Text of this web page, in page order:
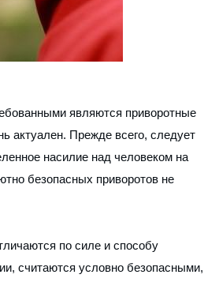
являются приворотные
актуален. Прежде всего, следует
насилие над человеком на
безопасных приворотов не
по силе и способу
считаются условно безопасными,